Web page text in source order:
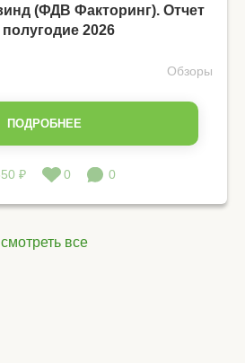
(ФДВ Факторинг). Отчет
2026
Обзоры
ПОДРОБНЕЕ
₽ 0 0
смотреть все